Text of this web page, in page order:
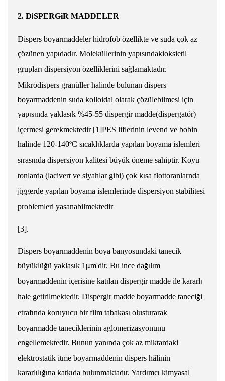
2. DiSPERGiR MADDELER
Dispers boyarmaddeler hidrofob özellikte ve suda çok az
çözünen yapıdadır. Moleküllerinin yapısındakioksietil
grupları dispersiyon özelliklerini sağlamaktadır.
Mikrodispers granüller halinde bulunan dispers
boyarmaddenin suda kolloidal olarak çözülebilmesi için
yapısında yaklasık %45-55 dispergir madde(dispergatör)
içermesi gerekmektedir [1]PES liflerinin levend ve bobin
halinde 120-140ºC sıcaklıklarda yapılan boyama islemleri
sırasında dispersiyon kalitesi büyük öneme sahiptir. Koyu
tonlarda (lacivert ve siyahlar gibi) çok kısa flottoranlarnda
jiggerde yapılan boyama islemlerinde dispersiyon stabilitesi
problemleri yasanabilmektedir
[3].
Dispers boyarmaddenin boya banyosundaki tanecik
büyüklüğü yaklasık 1 μm'dir. Bu ince dağılım
boyarmaddenin içerisine katılan dispergir madde ile kararlı
hale getirilmektedir. Dispergir madde boyarmadde taneciği
etrafında koruyucu bir film tabakası olusturarak
boyarmadde taneciklerinin aglomerizasyonunu
engellemektedir. Bunun yanında çok az miktardaki
elektrostatik itme boyarmaddenin dispers hâlinin
kararlılığına katkıda bulunmaktadır. Yardımcı kimyasal